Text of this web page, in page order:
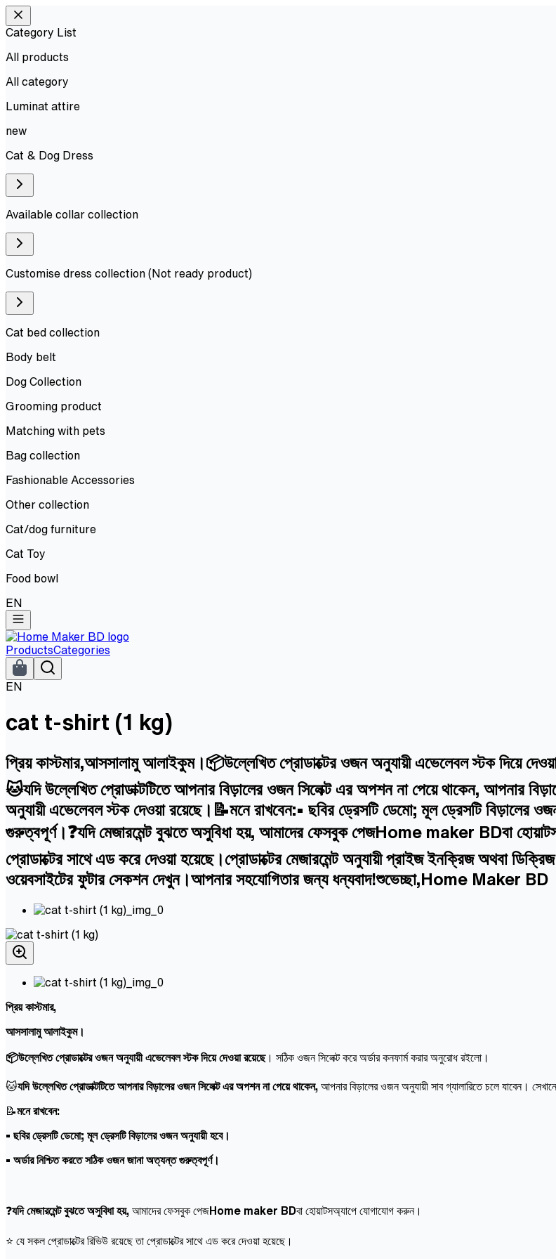
Category List
All products
All category
Luminat attire
new
Cat & Dog Dress
Available collar collection
Customise dress collection (Not ready product)
Cat bed collection
Body belt
Dog Collection
Grooming product
Matching with pets
Bag collection
Fashionable Accessories
Other collection
Cat/dog furniture
Cat Toy
Food bowl
EN
ProductsCategories
EN
cat t-shirt (1 kg)
প্রিয় কাস্টমার,আসসালামু আলাইকুম।📦উল্লেখিত প্রোডাক্টের ওজন অনুযায়ী এভেলেবল স্টক দিয়ে
🐱যদি উল্লেখিত প্রোডাক্টটিতে আপনার বিড়ালের ওজন সিলেক্ট এর অপশন না পেয়ে থাকেন, আপনার
অনুযায়ী এভেলেবল স্টক দেওয়া রয়েছে।📝মনে রাখবেন:• ছবির ড্রেসটি ডেমো; মূল ড্রেসটি বিড়ালের
গুরুত্বপূর্ণ।❓যদি মেজারমেন্ট বুঝতে অসুবিধা হয়, আমাদের ফেসবুক পেজHome maker BDবা
প্রোডাক্টের সাথে এড করে দেওয়া হয়েছে।প্রোডাক্টের মেজারমেন্ট অনুযায়ী প্রাইজ ইনক্রিজ অথবা
ওয়েবসাইটের ফুটার সেকশন দেখুন।আপনার সহযোগিতার জন্য ধন্যবাদ!শুভেচ্ছা,Home Maker BD
প্রিয় কাস্টমার,
আসসালামু আলাইকুম।
📦উল্লেখিত প্রোডাক্টের ওজন অনুযায়ী এভেলেবল স্টক দিয়ে দেওয়া রয়েছে। সঠিক ওজন সিলেক্ট করে অর্ডার কনফার্ম করার অনুরোধ রইলো।
🐱যদি উল্লেখিত প্রোডাক্টটিতে আপনার বিড়ালের ওজন সিলেক্ট এর অপশন না পেয়ে থাকেন, আপনার বিড়ালের ওজন অনুযায়ী সাব গ্যালারিতে চলে যাবেন।
📝মনে রাখবেন:
• ছবির ড্রেসটি ডেমো; মূল ড্রেসটি বিড়ালের ওজন অনুযায়ী হবে।
• অর্ডার নিশ্চিত করতে সঠিক ওজন জানা অত্যন্ত গুরুত্বপূর্ণ।
❓যদি মেজারমেন্ট বুঝতে অসুবিধা হয়, আমাদের ফেসবুক পেজHome maker BDবা হোয়াটসঅ্যাপে যোগাযোগ করুন।
⭐ যে সকল প্রোডাক্টের রিভিউ রয়েছে তা প্রোডাক্টের সাথে এড করে দেওয়া হয়েছে।